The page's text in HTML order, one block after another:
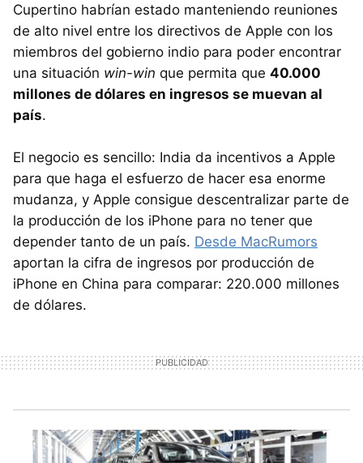
Cupertino habrían estado manteniendo reuniones
de alto nivel entre los directivos de Apple con los
miembros del gobierno indio para poder encontrar
una situación win-win que permita que 40.000
millones de dólares en ingresos se muevan al
país.
El negocio es sencillo: India da incentivos a Apple
para que haga el esfuerzo de hacer esa enorme
mudanza, y Apple consigue descentralizar parte de
la producción de los iPhone para no tener que
depender tanto de un país. Desde MacRumors
aportan la cifra de ingresos por producción de
iPhone en China para comparar: 220.000 millones
de dólares.